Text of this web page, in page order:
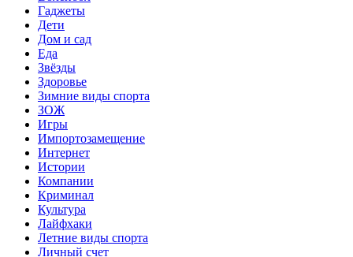
Гаджеты
Дети
Дом и сад
Еда
Звёзды
Здоровье
Зимние виды спорта
ЗОЖ
Игры
Импортозамещение
Интернет
Истории
Компании
Криминал
Культура
Лайфхаки
Летние виды спорта
Личный счет